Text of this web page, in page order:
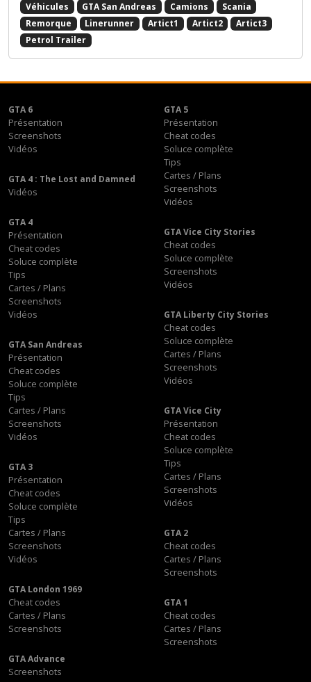
Véhicules GTA San Andreas Camions
Scania
Remorque
Linerunner Artict1 Artict2
Artict3
Petrol Trailer
GTA 6
Présentation
Screenshots
Vidéos
GTA 5
Présentation
Cheat codes
Soluce complète
Tips
Cartes / Plans
Screenshots
Vidéos
GTA 4 : The Lost and Damned
Vidéos
GTA 4
Présentation
Cheat codes
Soluce complète
Tips
Cartes / Plans
Screenshots
Vidéos
GTA Vice City Stories
Cheat codes
Soluce complète
Screenshots
Vidéos
GTA Liberty City Stories
Cheat codes
Soluce complète
Cartes / Plans
Screenshots
Vidéos
GTA San Andreas
Présentation
Cheat codes
Soluce complète
Tips
Cartes / Plans
Screenshots
Vidéos
GTA Vice City
Présentation
Cheat codes
Soluce complète
Tips
Cartes / Plans
Screenshots
Vidéos
GTA 3
Présentation
Cheat codes
Soluce complète
Tips
Cartes / Plans
Screenshots
Vidéos
GTA 2
Cheat codes
Cartes / Plans
Screenshots
GTA London 1969
Cheat codes
Cartes / Plans
Screenshots
GTA 1
Cheat codes
Cartes / Plans
Screenshots
GTA Advance
Screenshots